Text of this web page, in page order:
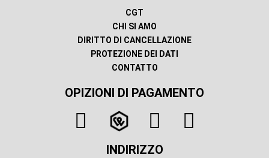
CGT
CHI SI AMO
DIRITTO DI CANCELLAZIONE
PROTEZIONE DEI DATI
CONTATTO
OPIZIONI DI PAGAMENTO
INDIRIZZO